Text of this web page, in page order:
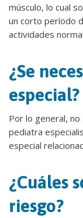
músculo, lo cual
un corto período
actividades
¿Se
especial?
Por lo general,
pediatra
especial
¿Cuáles
riesgo?